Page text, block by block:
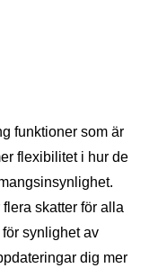
flexibilitet i hur de
skatter för alla
synlighet av
dig mer